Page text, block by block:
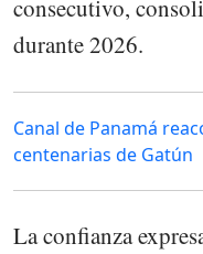
consecutivo,
durante 2026.
Canal de Panamá
centenarias de Gatún
La confianza